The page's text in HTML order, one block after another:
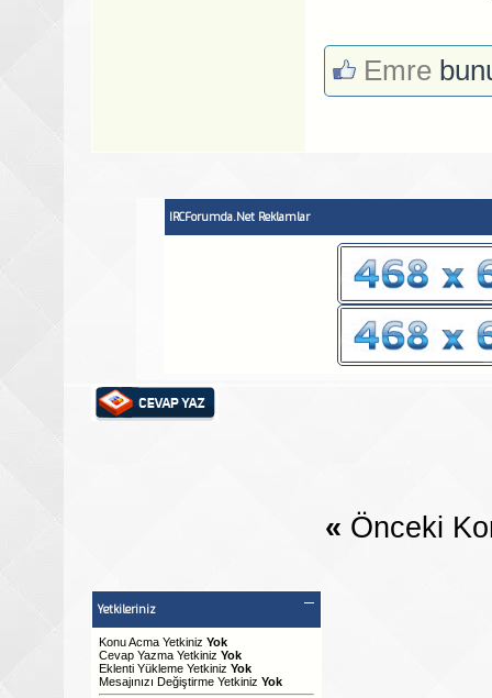
Emre
IRCForumda.Net Reklamlar
« Önceki
Yetkileriniz
Konu Acma Yetkiniz Yok
Cevap Yazma Yetkiniz Yok
Eklenti Yükleme Yetkiniz Yok
Mesajınızı Değiştirme Yetkiniz Yok